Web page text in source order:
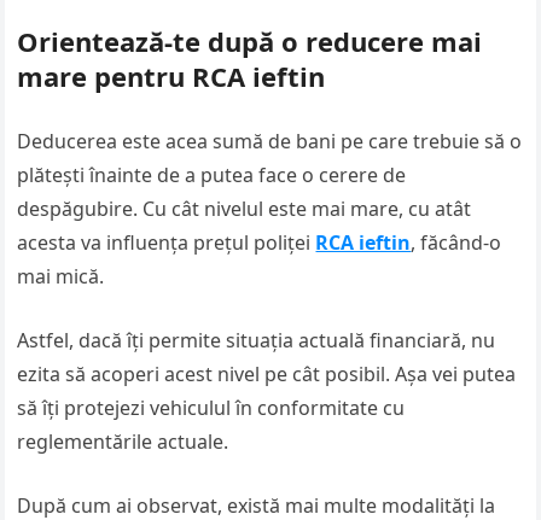
Orientează-te după o reducere mai
mare pentru RCA ieftin
Deducerea este acea sumă de bani pe care trebuie să o
plătești înainte de a putea face o cerere de
despăgubire. Cu cât nivelul este mai mare, cu atât
acesta va influența prețul poliței RCA ieftin, făcând-o
mai mică.
Astfel, dacă îți permite situația actuală financiară, nu
ezita să acoperi acest nivel pe cât posibil. Așa vei putea
să îți protejezi vehiculul în conformitate cu
reglementările actuale.
După cum ai observat, există mai multe modalități la